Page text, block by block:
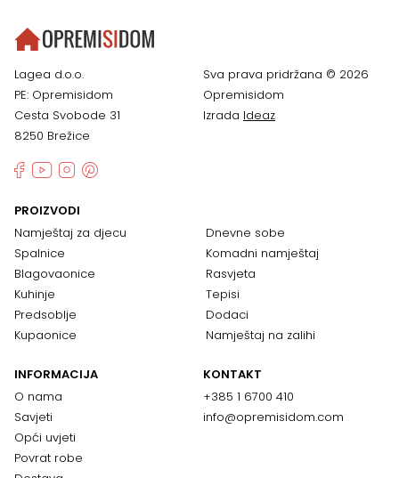
Lagea d.o.o.
PE: Opremisidom
Cesta Svobode 31
8250 Brežice
Sva prava pridržana © 2026
Opremisidom
Izrada Ideaz
PROIZVODI
Namještaj za djecu
Spalnice
Blagovaonice
Kuhinje
Predsoblje
Kupaonice
Dnevne sobe
Komadni namještaj
Rasvjeta
Tepisi
Dodaci
Namještaj na zalihi
INFORMACIJA
O nama
Savjeti
Opći uvjeti
Povrat robe
KONTAKT
+385 1 6700 410
info@opremisidom.com